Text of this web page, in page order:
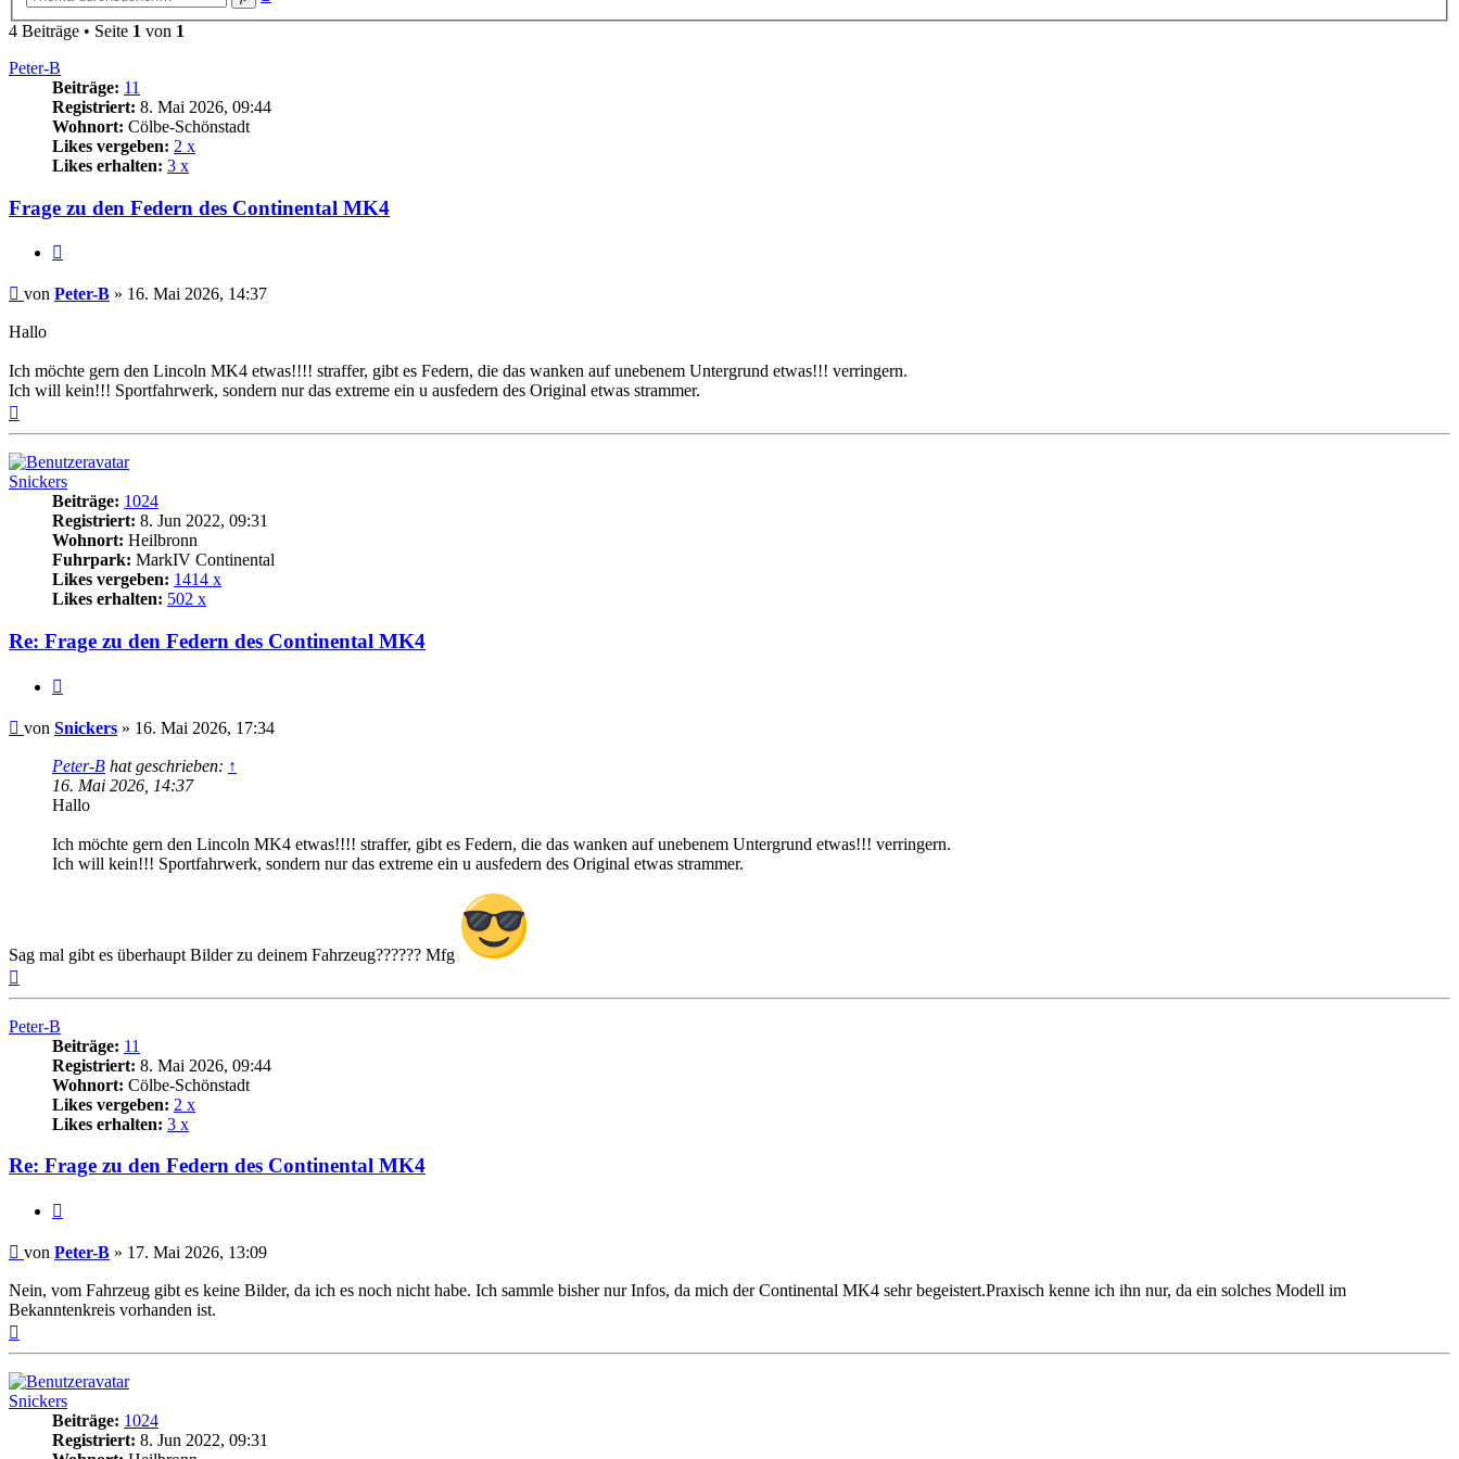
4 Beiträge • Seite 1 von 1
Peter-B
Beiträge: 11
Registriert: 8. Mai 2026, 09:44
Wohnort: Cölbe-Schönstadt
Likes vergeben: 2 x
Likes erhalten: 3 x
Frage zu den Federn des Continental MK4
Beitrag
von Peter-B » 16. Mai 2026, 14:37
Hallo
Ich möchte gern den Lincoln MK4 etwas!!!! straffer, gibt es Federn, die das wanken auf unebenem Untergrund etwas!!! verringern.
Ich will kein!!! Sportfahrwerk, sondern nur das extreme ein u ausfedern des Original etwas strammer.
Snickers
Beiträge: 1024
Registriert: 8. Jun 2022, 09:31
Wohnort: Heilbronn
Fuhrpark: MarkIV Continental
Likes vergeben: 1414 x
Likes erhalten: 502 x
Re: Frage zu den Federn des Continental MK4
Beitrag
von Snickers » 16. Mai 2026, 17:34
Peter-B hat geschrieben: ↑
16. Mai 2026, 14:37
Hallo
Ich möchte gern den Lincoln MK4 etwas!!!! straffer, gibt es Federn, die das wanken auf unebenem Untergrund etwas!!! verringern.
Ich will kein!!! Sportfahrwerk, sondern nur das extreme ein u ausfedern des Original etwas strammer.
Sag mal gibt es überhaupt Bilder zu deinem Fahrzeug?????? Mfg
Peter-B
Beiträge: 11
Registriert: 8. Mai 2026, 09:44
Wohnort: Cölbe-Schönstadt
Likes vergeben: 2 x
Likes erhalten: 3 x
Re: Frage zu den Federn des Continental MK4
Beitrag
von Peter-B » 17. Mai 2026, 13:09
Nein, vom Fahrzeug gibt es keine Bilder, da ich es noch nicht habe. Ich sammle bisher nur Infos, da mich der Continental MK4 sehr begeistert.Praxisch kenne ich ihn nur, da ein solches Modell im
Bekanntenkreis vorhanden ist.
Snickers
Beiträge: 1024
Registriert: 8. Jun 2022, 09:31